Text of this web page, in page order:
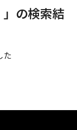
の検索結
た